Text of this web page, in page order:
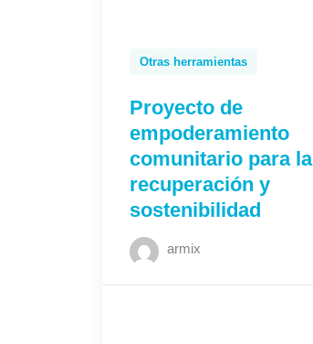
Otras herramientas
Proyecto de
empoderamiento
comunitario para la
recuperación y
sostenibilidad
armix